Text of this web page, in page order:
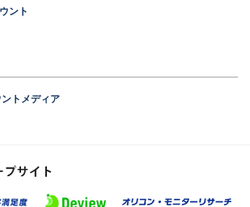
ント
トメディア